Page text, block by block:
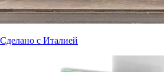
Сделано с Италией